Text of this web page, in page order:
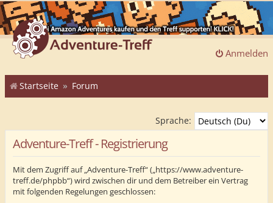
Anmelden
Startseite Forum
Sprache:
Adventure-Treff - Registrierung
Mit dem Zugriff auf „Adventure-Treff“ („https://www.adventure-
treff.de/phpbb“) wird zwischen dir und dem Betreiber ein Vertrag
mit folgenden Regelungen geschlossen: